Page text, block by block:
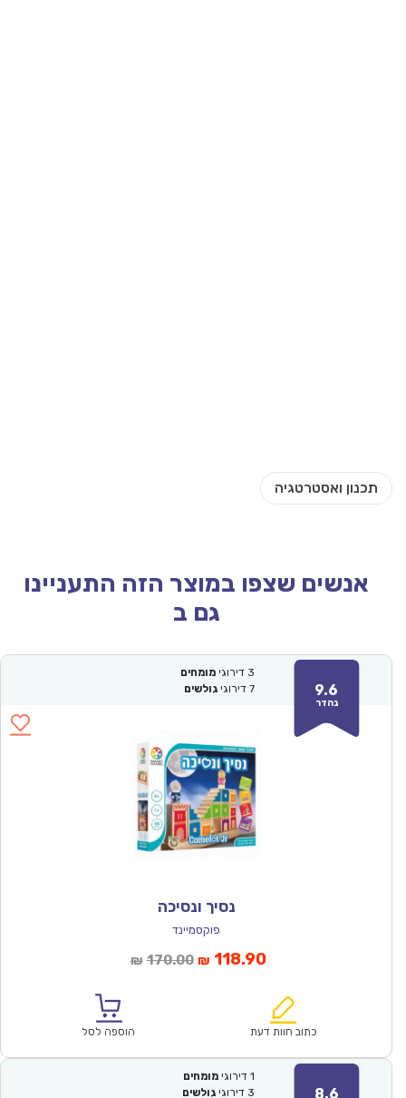
אנשים שצפו במוצר הזה התעניינו
גם ב
9.6
נהדר
3 דירוגי מומחים
7 דירוגי גולשים
נסיך ונסיכה
פוקסמיינד
₪ 170.00המחיר
₪170.00.
₪ 118.90המחיר
הוא:
כתוב חוות דעת הוספה לסל
8.6
1 דירוגי מומחים
3 דירוגי גולשים